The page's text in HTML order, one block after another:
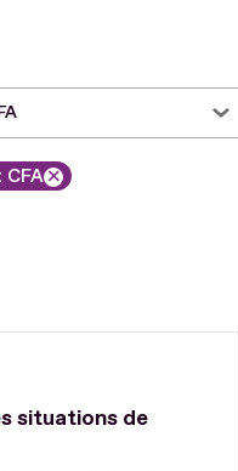
situations de